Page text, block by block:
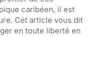
caribéen, il est
Cet article vous dit
en toute liberté en